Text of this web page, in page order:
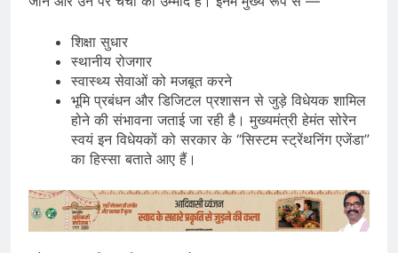
शिक्षा सुधार
स्थानीय रोजगार
स्वास्थ्य सेवाओं को मजबूत करने
भूमि प्रबंधन और डिजिटल प्रशासन से जुड़े विधेयक शामिल
होने की संभावना जताई जा रही है। मुख्यमंत्री हेमंत सोरेन
स्वयं इन विधेयकों को सरकार के “सिस्टम स्ट्रेंथनिंग एजेंडा”
का हिस्सा बताते आए हैं।